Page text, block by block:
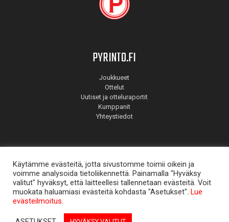
PYRINTO.FI
Joukkueet
Ottelut
Uutiset ja otteluraportit
Kumppanit
Yhteystiedot
© Pyrintö 2026. SuunnitellutMainostoimisto Aate.
Käytämme evästeitä, jotta sivustomme toimii oikein ja
voimme analysoida tietoliikennettä. Painamalla "Hyväksy
valitut" hyväksyt, että laitteellesi tallennetaan evästeitä. Voit
muokata haluamiasi evästeitä kohdasta "Asetukset". Lue
evästeilmoitus.